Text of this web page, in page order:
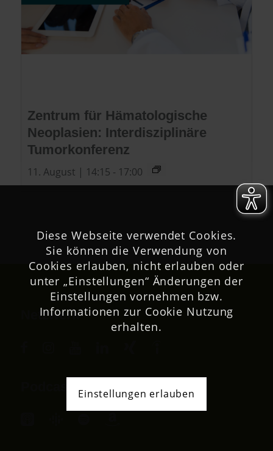
Zentrum für Hämatologische
Neoplasien: Interdisziplinäre
Tumorkonferenz
11. August | 14:15 - 17:00
Netzwerk
Diese Webseite verwendet Cookies.
Sie können die Verwendung von
Cookies erlauben, nicht erlauben oder
unter „Einstellungen“ Änderungen der
Einstellungen vornehmen bzw.
Informationen zur Cookie Nutzung
erhalten.
Einstellungen erlauben